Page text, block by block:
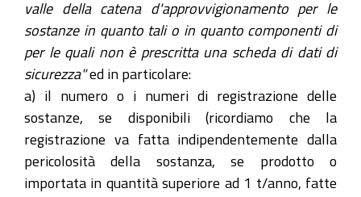
valle della catena d'approvvigionamento per le
sostanze in quanto tali o in quanto componenti di
per le quali non è prescritta una scheda di dati di
sicurezza"ed in particolare:
a) il numero o i numeri di registrazione delle
sostanze, se disponibili (ricordiamo che la
registrazione va fatta indipendentemente dalla
pericolosità della sostanza, se prodotto o
importata in quantità superiore ad 1 t/anno, fatte